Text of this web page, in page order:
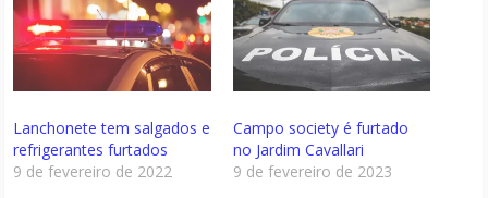
Lanchonete tem salgados e
refrigerantes furtados
9 de fevereiro de 2022
Campo society é furtado
no Jardim Cavallari
9 de fevereiro de 2023